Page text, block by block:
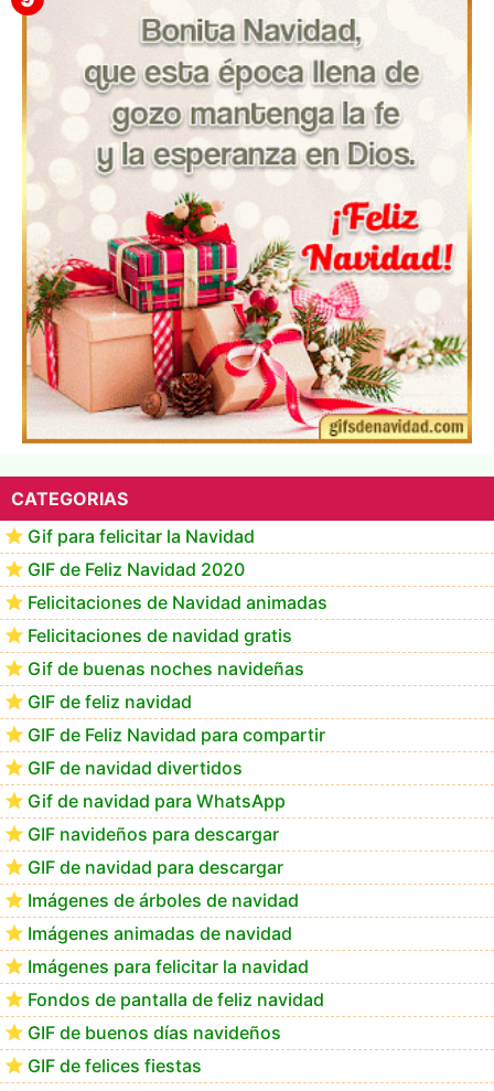
▷ Los Mejores Fondos de pantalla de feliz navidad
2022 📖
GIF navideños para descargar en el móvil
CATEGORIAS
Gif para felicitar la Navidad
GIF de Feliz Navidad 2020
Felicitaciones de Navidad animadas
Felicitaciones de navidad gratis
Gif de buenas noches navideñas
GIF de feliz navidad
GIF de Feliz Navidad para compartir
GIF de navidad divertidos
Gif de navidad para WhatsApp
GIF navideños para descargar
GIF de navidad para descargar
Imágenes de árboles de navidad
Imágenes animadas de navidad
Imágenes para felicitar la navidad
Fondos de pantalla de feliz navidad
GIF de buenos días navideños
GIF de felices fiestas